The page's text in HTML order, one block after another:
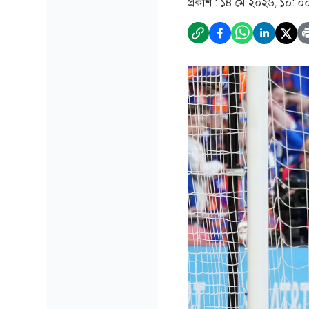
প্রকাশ : ১৪ মে ২০২৬, ১০: